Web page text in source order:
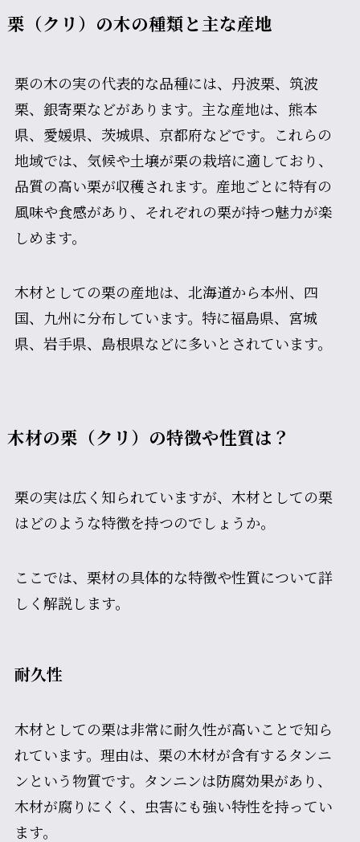
栗（クリ）の木の種類と主な産地
栗の木の実の代表的な品種には、丹波栗、筑波
栗、銀寄栗などがあります。主な産地は、熊本
県、愛媛県、茨城県、京都府などです。これらの
地域では、気候や土壌が栗の栽培に適しており、
品質の高い栗が収穫されます。産地ごとに特有の
風味や食感があり、それぞれの栗が持つ魅力が楽
しめます。
木材としての栗の産地は、北海道から本州、四
国、九州に分布しています。特に福島県、宮城
県、岩手県、島根県などに多いとされています。
木材の栗（クリ）の特徴や性質は？
栗の実は広く知られていますが、木材としての栗
はどのような特徴を持つのでしょうか。
ここでは、栗材の具体的な特徴や性質について詳
しく解説します。
耐久性
木材としての栗は非常に耐久性が高いことで知ら
れています。理由は、栗の木材が含有するタンニ
ンという物質です。タンニンは防腐効果があり、
木材が腐りにくく、虫害にも強い特性を持ってい
ます。